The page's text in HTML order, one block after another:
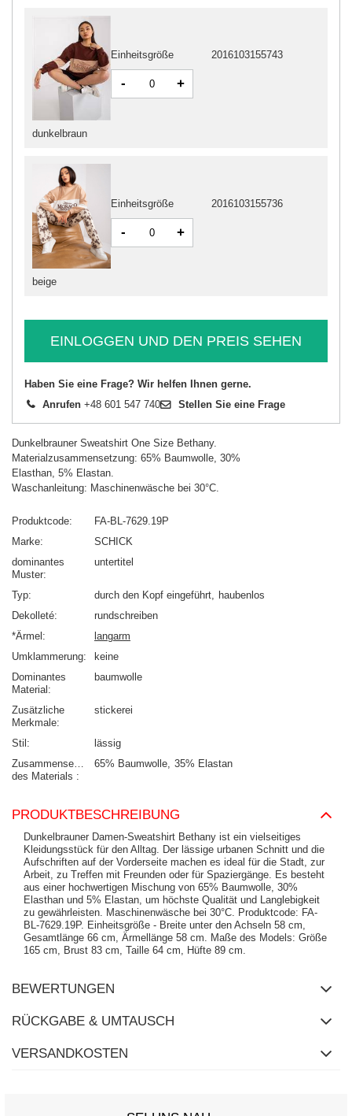
dunkelbraun
Einheitsgröße 2016103155743
- +
beige
Einheitsgröße 2016103155736
- +
EINLOGGEN UND DEN PREIS SEHEN
Haben Sie eine Frage? Wir helfen Ihnen gerne.
Anrufen +48 601 547 740 Stellen Sie eine Frage
Dunkelbrauner Sweatshirt One Size Bethany.
Materialzusammensetzung: 65% Baumwolle, 30%
Elasthan, 5% Elastan.
Waschanleitung: Maschinenwäsche bei 30°C.
Produktcode
FA-BL-7629.19P
Marke
SCHICK
dominantes
Muster
untertitel
Typ durch den Kopf eingeführt
haubenlos
Dekolleté
rundschreiben
*Ärmel
langarm
Umklammerung
keine
Dominantes
Material
baumwolle
Zusätzliche
Merkmale
stickerei
Stil
lässig
Zusammensetzung
des Materials
65% Baumwolle 35% Elastan
PRODUKTBESCHREIBUNG
Dunkelbrauner Damen-Sweatshirt Bethany ist ein vielseitiges
Kleidungsstück für den Alltag. Der lässige urbanen Schnitt und die
Aufschriften auf der Vorderseite machen es ideal für die Stadt, zur
Arbeit, zu Treffen mit Freunden oder für Spaziergänge. Es besteht
aus einer hochwertigen Mischung von 65% Baumwolle, 30%
Elasthan und 5% Elastan, um höchste Qualität und Langlebigkeit
zu gewährleisten. Maschinenwäsche bei 30°C. Produktcode: FA-
BL-7629.19P. Einheitsgröße - Breite unter den Achseln 58 cm,
Gesamtlänge 66 cm, Ärmellänge 58 cm. Maße des Models: Größe
165 cm, Brust 83 cm, Taille 64 cm, Hüfte 89 cm.
BEWERTUNGEN
RÜCKGABE & UMTAUSCH
VERSANDKOSTEN